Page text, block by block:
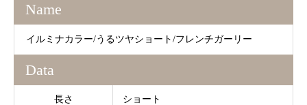
Name
イルミナカラー/うるツヤショート/フレンチガーリー
Data
長さ ショート